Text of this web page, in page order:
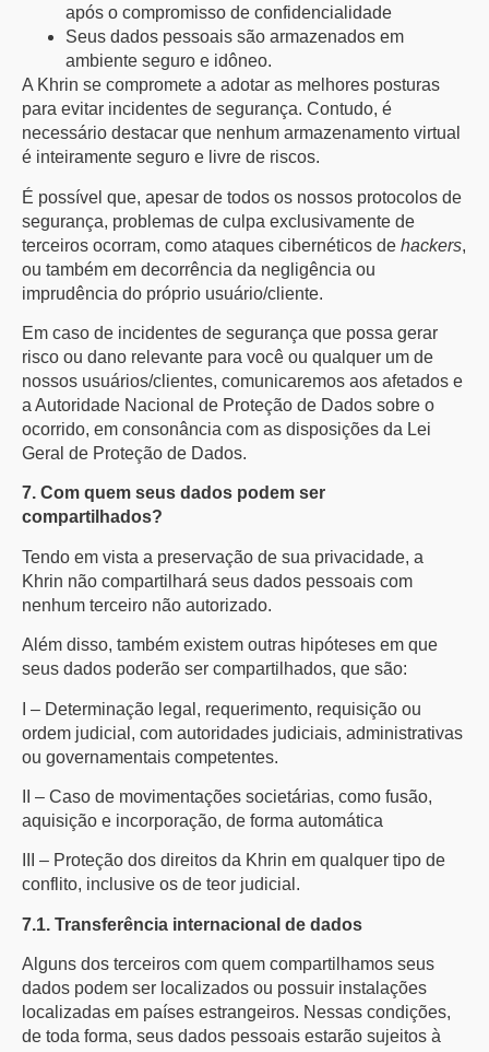
após o compromisso de confidencialidade
Seus dados pessoais são armazenados em
ambiente seguro e idôneo.
A Khrin se compromete a adotar as melhores posturas
para evitar incidentes de segurança. Contudo, é
necessário destacar que nenhum armazenamento virtual
é inteiramente seguro e livre de riscos.
É possível que, apesar de todos os nossos protocolos de
segurança, problemas de culpa exclusivamente de
terceiros ocorram, como ataques cibernéticos de hackers,
ou também em decorrência da negligência ou
imprudência do próprio usuário/cliente.
Em caso de incidentes de segurança que possa gerar
risco ou dano relevante para você ou qualquer um de
nossos usuários/clientes, comunicaremos aos afetados e
a Autoridade Nacional de Proteção de Dados sobre o
ocorrido, em consonância com as disposições da Lei
Geral de Proteção de Dados.
7. Com quem seus dados podem ser
compartilhados?
Tendo em vista a preservação de sua privacidade, a
Khrin não compartilhará seus dados pessoais com
nenhum terceiro não autorizado.
Além disso, também existem outras hipóteses em que
seus dados poderão ser compartilhados, que são:
I – Determinação legal, requerimento, requisição ou
ordem judicial, com autoridades judiciais, administrativas
ou governamentais competentes.
II – Caso de movimentações societárias, como fusão,
aquisição e incorporação, de forma automática
III – Proteção dos direitos da Khrin em qualquer tipo de
conflito, inclusive os de teor judicial.
7.1. Transferência internacional de dados
Alguns dos terceiros com quem compartilhamos seus
dados podem ser localizados ou possuir instalações
localizadas em países estrangeiros. Nessas condições,
de toda forma, seus dados pessoais estarão sujeitos à